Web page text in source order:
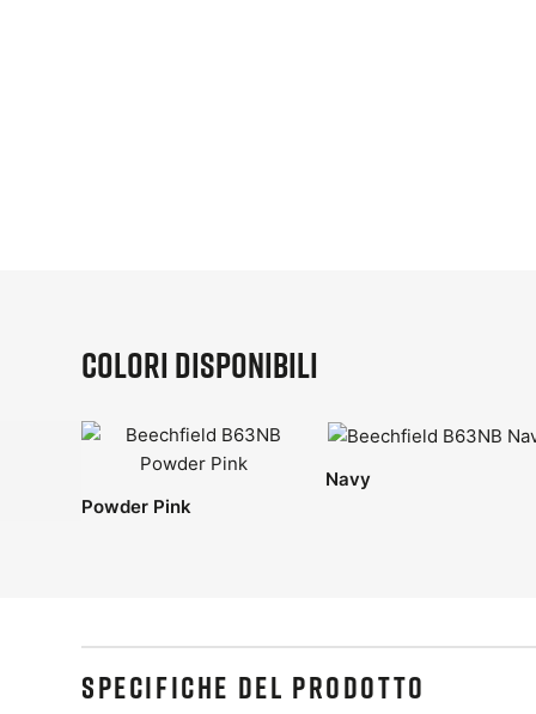
Colori disponibili
Powder Pink
Navy
SPECIFICHE DEL PRODOTTO